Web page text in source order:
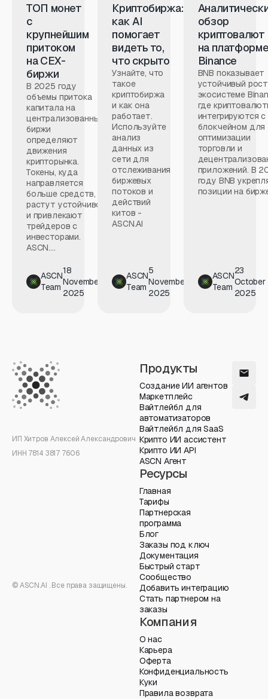
ТОП монет
с
крупнейшим
притоком
на CEX-
биржи
В 2025 году
объемы притока
капитала на
централизованные
биржи
определяют
движения
крипторынка.
Токены, куда
направляется
больше средств,
растут устойчиво
и привлекают
трейдеров с
инвесторами.
ASCN....
ASCN
Team
18
November
2025
Криптобиржа:
как AI
помогает
видеть то,
что скрыто
Узнайте, что
такое
криптобиржа
и как она
работает.
Используйте
анализ
данных из
сети для
отслеживания
биржевых
потоков и
действий
китов -
ASCN.AI
ASCN
Team
5
November
2025
обзор
криптовалют
на
Binance
BNB показывает
устойчивый
экосистеме
где
интегрируются с
блокчейном для
оптимизации
торговли и
приложений. В
году BNB
позиции на
ASCN
Team
23
October
2025
ИП Хитров Алексей Александрович
ИНН 7814 3817 7606
© ASCN.AI . Все права защищены.
Продукты
Создание ИИ агентов
Маркетплейс
Вайтлейбл для
автоматизаторов
Вайтлейбл для SaaS
Крипто ИИ ассистент
Крипто ИИ API
ASCN Агент
Ресурсы
Главная
Тарифы
Партнерская
программа
Блог
Заказы под ключ
Документация
Быстрый старт
Сообщество
Добавить интеграцию
Стать партнером на
заказы
Компания
О нас
Карьера
Оферта
Конфиденциальность
Куки
Правила возврата